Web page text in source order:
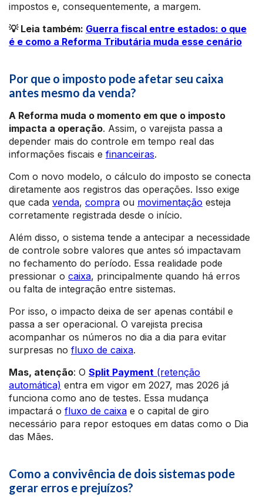
impostos e, consequentemente, a margem.
💡 Leia também: Guerra fiscal entre estados: o que
é e como a Reforma Tributária muda esse cenário
Por que o imposto pode afetar seu caixa
antes mesmo da venda?
A Reforma muda o momento em que o imposto
impacta a operação. Assim, o varejista passa a
depender mais do controle em tempo real das
informações fiscais e financeiras.
Com o novo modelo, o cálculo do imposto se conecta
diretamente aos registros das operações. Isso exige
que cada venda, compra ou movimentação esteja
corretamente registrada desde o início.
Além disso, o sistema tende a antecipar a necessidade
de controle sobre valores que antes só impactavam
no fechamento do período. Essa realidade pode
pressionar o caixa, principalmente quando há erros
ou falta de integração entre sistemas.
Por isso, o impacto deixa de ser apenas contábil e
passa a ser operacional. O varejista precisa
acompanhar os números no dia a dia para evitar
surpresas no fluxo de caixa.
Mas, atenção: O Split Payment (retenção
automática) entra em vigor em 2027, mas 2026 já
funciona como ano de testes. Essa mudança
impactará o fluxo de caixa e o capital de giro
necessário para repor estoques em datas como o Dia
das Mães.
Como a convivência de dois sistemas pode
gerar erros e prejuízos?